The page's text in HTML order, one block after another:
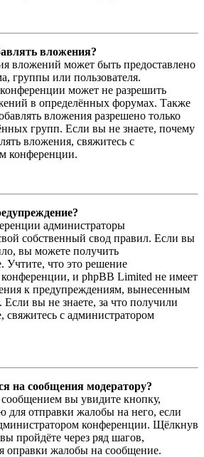
вложения?
вложений может быть предоставлено
группы или пользователя.
может не разрешить
в определённых форумах. Также
вложения разрешено только
групп. Если вы не знаете, почему
вложения, свяжитесь с
конференции.
администраторы
собственный свод правил. Если вы
вы можете получить
Учтите, что это решение
конференции, и phpBB Limited не имеет
к предупреждениям, вынесенным
Если вы не знаете, за что получили
свяжитесь с администратором
на сообщения модератору?
вы увидите кнопку,
для отправки жалобы на него, если
конференции. Щёлкнув
пройдёте через ряд шагов,
оправки жалобы на сообщение.